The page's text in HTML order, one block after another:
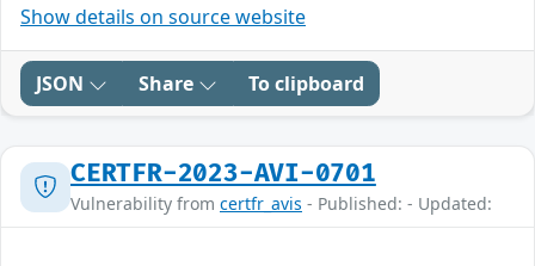
Show details on source website
JSON Share To clipboard
CERTFR-2023-AVI-0701
Vulnerability from certfr_avis - Published: - Updated: